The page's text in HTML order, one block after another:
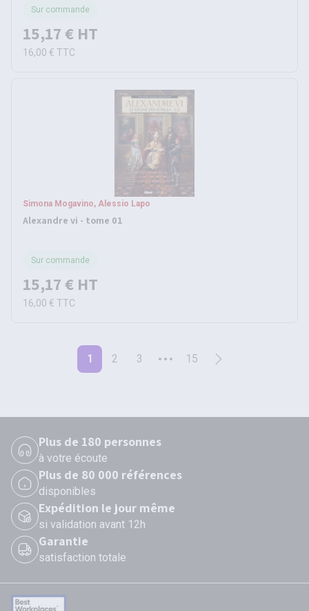
Sur commande
15,17 € HT
16,00 € TTC
Simona Mogavino, Alessio Lapo
Alexandre vi - tome 01
Sur commande
15,17 € HT
16,00 € TTC
1 2 3 15
Plus de 180 personnes
à votre écoute
Plus de 80 000 références
disponibles
Expédition le jour même
si validation avant 12h
Garantie
satisfaction totale